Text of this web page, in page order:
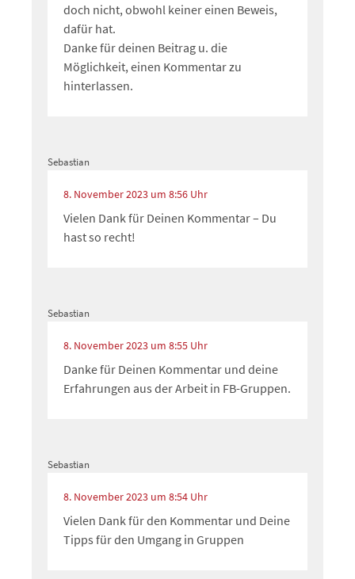
doch nicht, obwohl keiner einen Beweis,
dafür hat.
Danke für deinen Beitrag u. die
Möglichkeit, einen Kommentar zu
hinterlassen.
Sebastian
8. November 2023 um 8:56 Uhr
Vielen Dank für Deinen Kommentar – Du
hast so recht!
Sebastian
8. November 2023 um 8:55 Uhr
Danke für Deinen Kommentar und deine
Erfahrungen aus der Arbeit in FB-Gruppen.
Sebastian
8. November 2023 um 8:54 Uhr
Vielen Dank für den Kommentar und Deine
Tipps für den Umgang in Gruppen